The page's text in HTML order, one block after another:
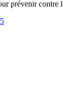
prévenir contre